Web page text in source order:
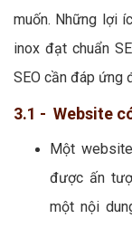
muốn. Những lợi
inox đạt chuẩn
SEO cần đáp ứng
3.1 - Website
Một
được ấn
một nội